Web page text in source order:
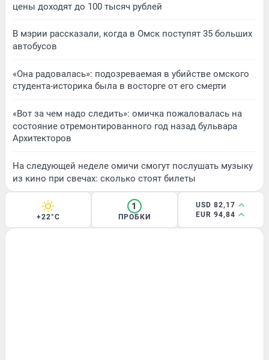
цены доходят до 100 тысяч рублей
В мэрии рассказали, когда в Омск поступят 35 больших
автобусов
«Она радовалась»: подозреваемая в убийстве омского
студента-историка была в восторге от его смерти
«Вот за чем надо следить»: омичка пожаловалась на
состояние отремонтированного год назад бульвара
Архитекторов
На следующей неделе омичи смогут послушать музыку
из кино при свечах: сколько стоят билеты
+22°C
1
ПРОБКИ
USD 82,17
EUR 94,84